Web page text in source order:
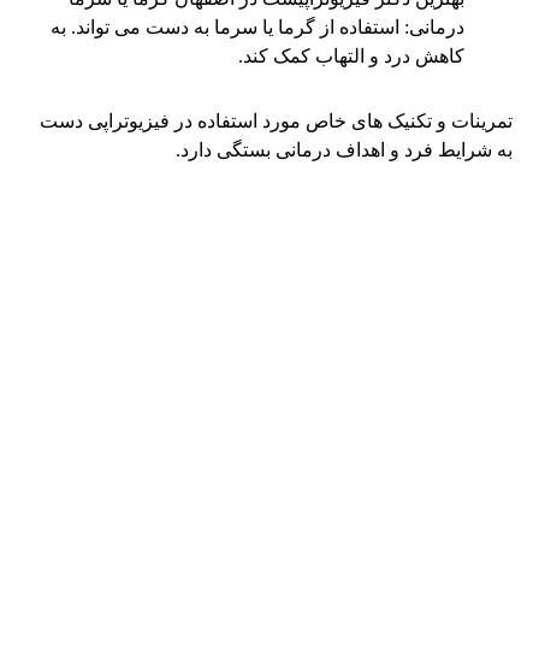
درمانی: استفاده از گرما یا سرما به دست می تواند. به
کاهش درد و التهاب کمک کند.
تمرینات و تکنیک های خاص مورد استفاده در فیزیوتراپی دست
به شرایط فرد و اهداف درمانی بستگی دارد.